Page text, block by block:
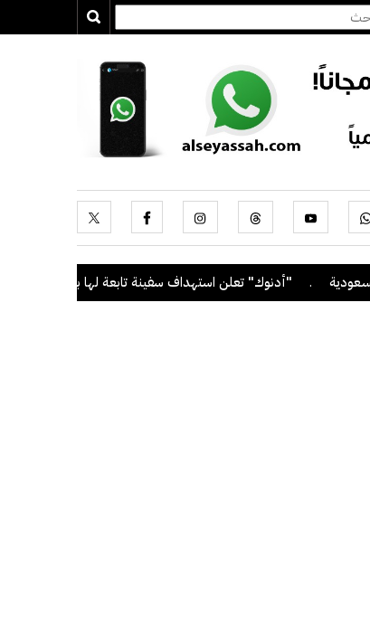
. "أدنوك" تعلن استهداف سفينة تابعة لها بصاروخ أثناء عبورها